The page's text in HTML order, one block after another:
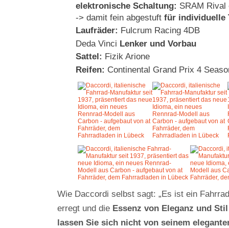
elektronische Schaltung: SRAM Rival
-> damit fein abgestuft für individuelle
Laufräder: Fulcrum Racing 4DB
Deda Vinci Lenker und Vorbau
Sattel: Fizik Arione
Reifen: Continental Grand Prix 4
Wie Daccordi selbst sagt: „Es ist ein
erregt und die Essenz von Eleganz und Stil
lassen Sie sich nicht von seinem